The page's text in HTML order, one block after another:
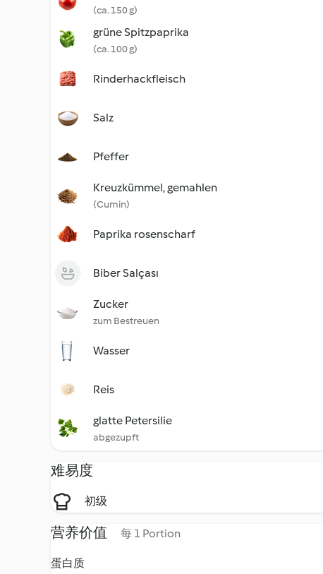
(ca. 150 g)
grüne Spitzpaprika
(ca. 100 g)
Rinderhackfleisch
Salz
Pfeffer
Kreuzkümmel, gemahlen
(Cumin)
Paprika rosenscharf
Biber Salçası
Zucker
zum Bestreuen
Wasser
Reis
glatte Petersilie
abgezupft
难易度
初级
营养价值 每 1 Portion
蛋白质